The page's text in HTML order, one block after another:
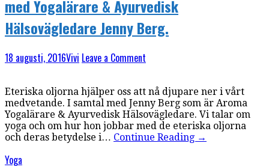
med Yogalärare & Ayurvedisk
Hälsovägledare Jenny Berg.
18 augusti, 2016Vivi Leave a Comment
Eteriska oljorna hjälper oss att nå djupare ner i vårt
medvetande. I samtal med Jenny Berg som är Aroma
Yogalärare & Ayurvedisk Hälsovägledare. Vi talar om
yoga och om hur hon jobbar med de eteriska oljorna
och deras betydelse i… Continue Reading →
Yoga